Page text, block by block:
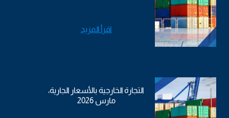
اقرأ المزيد
التجارة الخارجية بالأسعار الجارية،
مارس 2026